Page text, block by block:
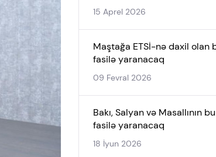
15 Aprel 2026
Maştağa ETSİ-nə daxil olan
fasilə yaranacaq
09 Fevral 2026
Bakı, Salyan və Masallının
fasilə yaranacaq
18 İyun 2026